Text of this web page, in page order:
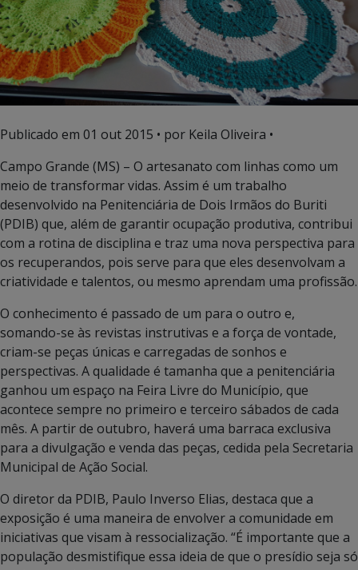
Publicado em 01 out 2015 • por Keila Oliveira •
Campo Grande (MS) – O artesanato com linhas como um
meio de transformar vidas. Assim é um trabalho
desenvolvido na Penitenciária de Dois Irmãos do Buriti
(PDIB) que, além de garantir ocupação produtiva, contribui
com a rotina de disciplina e traz uma nova perspectiva para
os recuperandos, pois serve para que eles desenvolvam a
criatividade e talentos, ou mesmo aprendam uma profissão.
O conhecimento é passado de um para o outro e,
somando-se às revistas instrutivas e a força de vontade,
criam-se peças únicas e carregadas de sonhos e
perspectivas. A qualidade é tamanha que a penitenciária
ganhou um espaço na Feira Livre do Município, que
acontece sempre no primeiro e terceiro sábados de cada
mês. A partir de outubro, haverá uma barraca exclusiva
para a divulgação e venda das peças, cedida pela Secretaria
Municipal de Ação Social.
O diretor da PDIB, Paulo Inverso Elias, destaca que a
exposição é uma maneira de envolver a comunidade em
iniciativas que visam à ressocialização. “É importante que a
população desmistifique essa ideia de que o presídio seja só